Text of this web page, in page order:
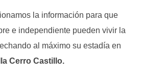
la información para que
e independiente pueden vivir la
al máximo su estadía en
Cerro Castillo.